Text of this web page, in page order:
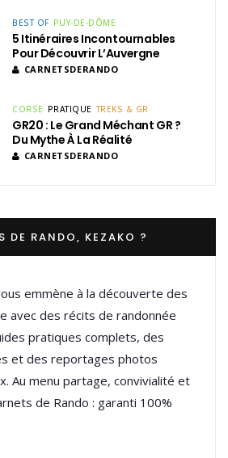
BEST OF PUY-DE-DÔME
5 Itinéraires Incontournables
Pour Découvrir L’Auvergne
CARNETSDERANDO
CORSE PRATIQUE TREKS & GR
GR20 : Le Grand Méchant GR ?
Du Mythe À La Réalité
CARNETSDERANDO
DE RANDO, KEZAKO ?
emmène à la découverte des
avec des récits de randonnée
pratiques complets, des
et des reportages photos
Au menu partage, convivialité et
de Rando : garanti 100%